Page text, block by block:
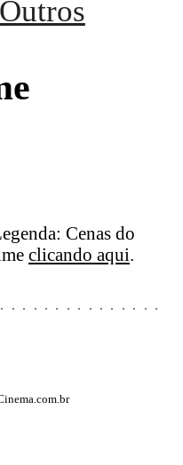
Outros
Cenas do
clicando aqui.